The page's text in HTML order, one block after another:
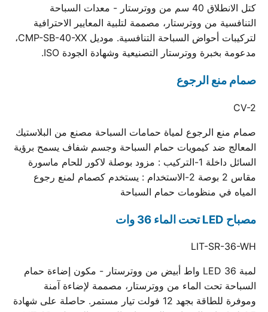
كتل الانطلاق 40 سم من ووترستار - معدات السباحة
التنافسية من ووترستار، مصممة لتلبية المعايير الاحترافية
لتركيبات أحواض السباحة التنافسية. موديل CMP-SB-40-XX،
مدعومة بخبرة ووترستار التصنيعية وشهادة الجودة ISO.
صمام منع الرجوع
CV-2
صمام منع الرجوع لمياة حمامات السباحة مصنع من البلاستيك
المعالج ضد كيمويات حمام السباحة وجسم شفاف يسمح برؤية
السائل داخلة 1-التركيب : مزود بوصلة لاكور للحام ماسورة
مقاس 2 بوصة 2-الاستخدام : يستخدم كصمام لمنع رجوع
المياه في منظومات حمام السباحة
مصباح LED تحت الماء 36 وات
LIT-SR-36-WH
لمبة LED 36 واط أبيض من ووترستار - مكون إضاءة حمام
السباحة تحت الماء من ووترستار، مصممة لإضاءة آمنة
وموفرة للطاقة بجهد 12 فولت تيار مستمر. حاصلة على شهادة